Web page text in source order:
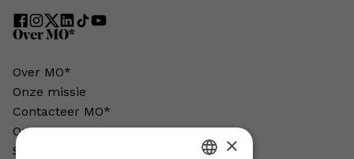
Over MO*
Over MO*
Onze missie
Contacteer MO*
Onze auteurs
Schrijven voor MO*?
×